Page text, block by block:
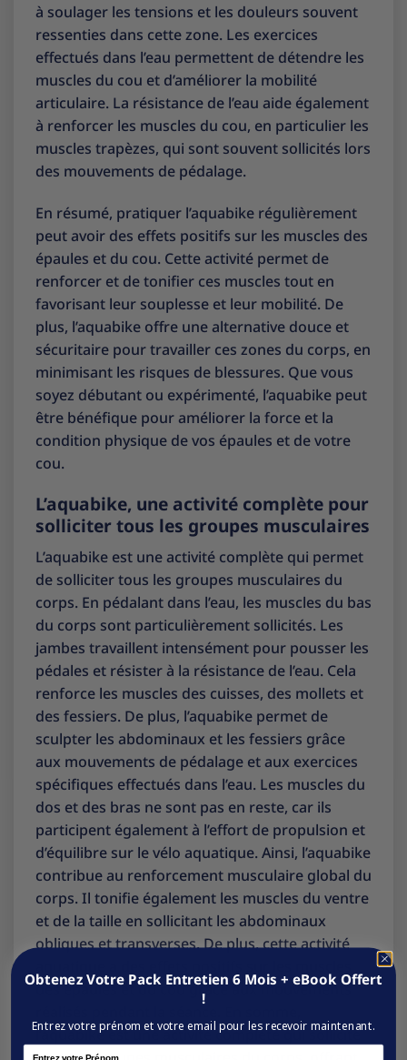
à soulager les tensions et les douleurs souvent
ressenties dans cette zone. Les exercices
effectués dans l’eau permettent de détendre les
muscles du cou et d’améliorer la mobilité
articulaire. La résistance de l’eau aide également
à renforcer les muscles du cou, en particulier les
muscles trapèzes, qui sont souvent sollicités lors
des mouvements de pédalage.
En résumé, pratiquer l’aquabike régulièrement
peut avoir des effets positifs sur les muscles des
épaules et du cou. Cette activité permet de
renforcer et de tonifier ces muscles tout en
favorisant leur souplesse et leur mobilité. De
plus, l’aquabike offre une alternative douce et
sécuritaire pour travailler ces zones du corps, en
minimisant les risques de blessures. Que vous
soyez débutant ou expérimenté, l’aquabike peut
être bénéfique pour améliorer la force et la
condition physique de vos épaules et de votre
cou.
L’aquabike, une activité complète pour
solliciter tous les groupes musculaires
L’aquabike est une activité complète qui permet
de solliciter tous les groupes musculaires du
corps. En pédalant dans l’eau, les muscles du bas
du corps sont particulièrement sollicités. Les
jambes travaillent intensément pour pousser les
pédales et résister à la résistance de l’eau. Cela
renforce les muscles des cuisses, des mollets et
des fessiers. De plus, l’aquabike permet de
sculpter les abdominaux et les fessiers grâce
aux mouvements de pédalage et aux exercices
spécifiques effectués dans l’eau. Les muscles du
dos et des bras ne sont pas en reste, car ils
participent également à l’effort de propulsion et
d’équilibre sur le vélo aquatique. Ainsi, l’aquabike
contribue au renforcement musculaire global du
corps. Il tonifie également les muscles du ventre
et de la taille en sollicitant les abdominaux
obliques et transverses. De plus, cette activité
des épaules et du cou grâce aux mouvements
l’aquabike est une activité complète qui sollicite
Obtenez Votre Pack Entretien 6 Mois + eBook Offert
!
Entrez votre prénom et votre email pour les recevoir maintenant.
Name